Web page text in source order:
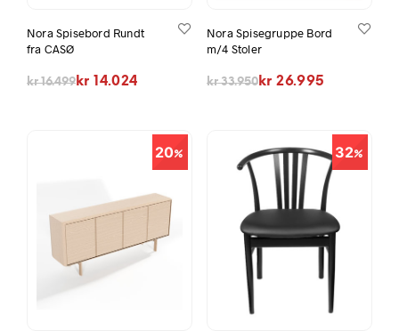
Nora Spisebord Rundt
fra CASØ
kr16.499
Opprinnelig pris var: kr 16.499.
kr 14.024
Nåværende pris er: kr 14.024.
Nora Spisegruppe Bord
m/4 Stoler
kr33.950
Opprinnelig pris var: kr 33.950.
kr 26.995
Nåværende pris er: kr 26.995.
20 32